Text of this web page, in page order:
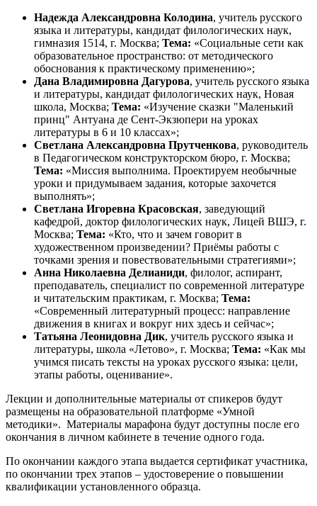
Надежда Александровна Колодина, учитель русского
языка и литературы, кандидат филологических наук,
гимназия 1514, г. Москва; Тема: «Социальные сети как
образовательное пространство: от методического
обоснования к практическому применению»;
Дана Владимировна Дагурова, учитель русского языка
и литературы, кандидат филологических наук, Новая
школа, Москва; Тема: «Изучение сказки "Маленький
принц" Антуана де Сент-Экзюпери на уроках
литературы в 6 и 10 классах»;
Светлана Александровна Прутченкова, руководитель
в Педагогическом конструкторском бюро, г. Москва;
Тема: «Миссия выполнима. Проектируем необычные
уроки и придумываем задания, которые захочется
выполнять»;
Светлана Игоревна Красовская, заведующий
кафедрой, доктор филологических наук, Лицей ВШЭ, г.
Москва; Тема: «Кто, что и зачем говорит в
художественном произведении? Приёмы работы с
точками зрения и повествовательными стратегиями»;
Анна Николаевна Делианиди, филолог, аспирант,
преподаватель, специалист по современной литературе
и читательским практикам, г. Москва; Тема:
«Современный литературный процесс: направление
движения в книгах и вокруг них здесь и сейчас»;
Татьяна Леонидовна Дик, учитель русского языка и
литературы, школа «Летово», г. Москва; Тема: «Как мы
учимся писать тексты на уроках русского языка: цели,
этапы работы, оценивание».
Лекции и дополнительные материалы от спикеров будут
размещены на образовательной платформе «Умной
методики». Материалы марафона будут доступны после его
окончания в личном кабинете в течение одного года.
По окончании каждого этапа выдается сертификат участника,
по окончании трех этапов – удостоверение о повышении
квалификации установленного образца.